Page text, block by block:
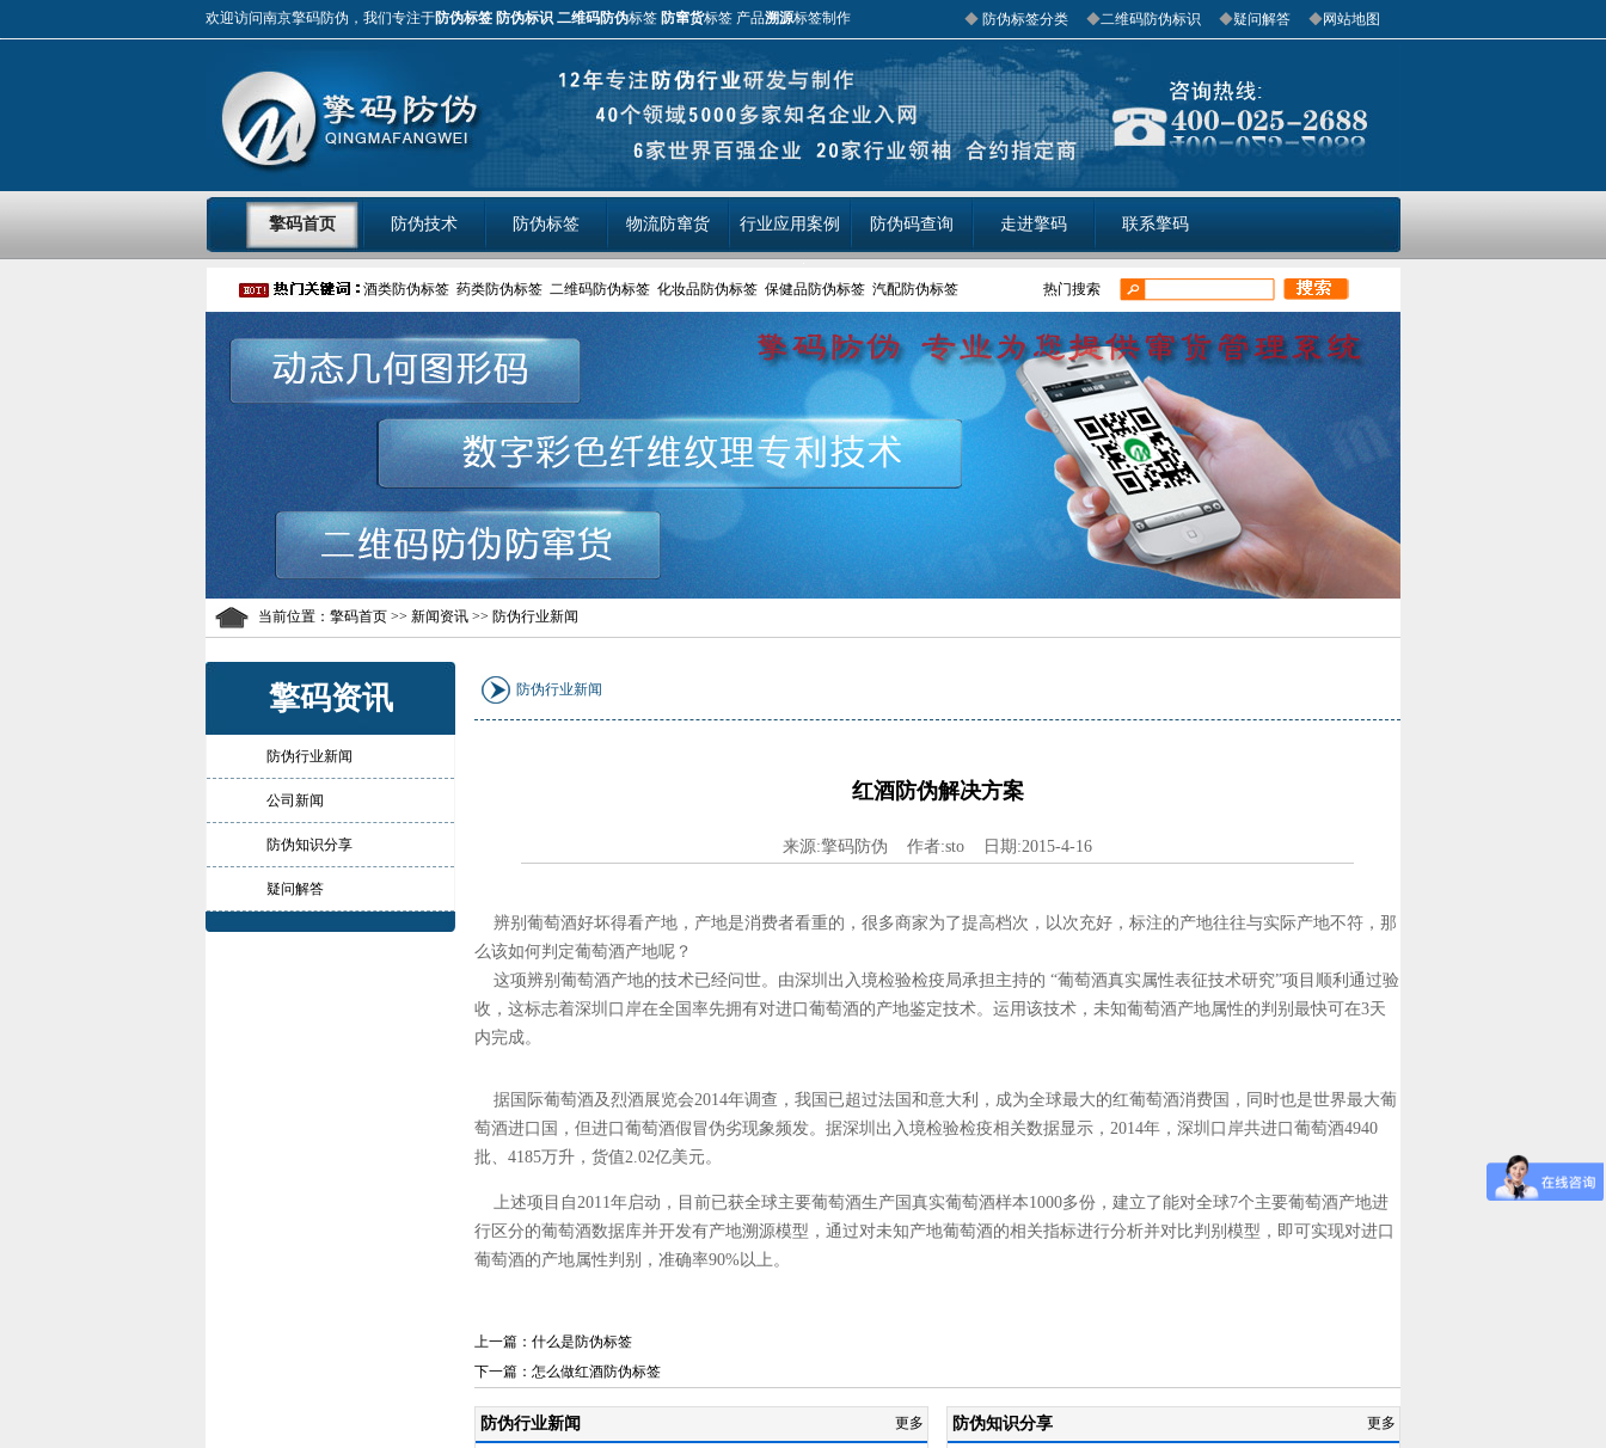
欢迎访问南京擎码防伪，我们专注于防伪标签 防伪标识 二维码防伪标签 防窜货标签 产品溯源标签制作 ◆ 防伪标签分类 ◆二维码防伪标识 ◆疑问解答 ◆网站地图
擎码首页 防伪技术 防伪标签 物流防窜货 行业应用案例 防伪码查询 走进擎码 联系擎码
酒类防伪标签 药类防伪标签 二维码防伪标签 化妆品防伪标签 保健品防伪标签 汽配防伪标签 热门搜索
当前位置： 擎码首页 >> 新闻资讯 >> 防伪行业新闻
擎码资讯
防伪行业新闻
公司新闻
防伪知识分享
疑问解答
防伪行业新闻
红酒防伪解决方案
来源:擎码防伪 作者:sto 日期:2015-4-16
辨别葡萄酒好坏得看产地，产地是消费者看重的，很多商家为了提高档次，以次充好，标注的产地往往与实际产地不符，那
么该如何判定葡萄酒产地呢？
这项辨别葡萄酒产地的技术已经问世。由深圳出入境检验检疫局承担主持的 “葡萄酒真实属性表征技术研究”项目顺利通过验
收，这标志着深圳口岸在全国率先拥有对进口葡萄酒的产地鉴定技术。运用该技术，未知葡萄酒产地属性的判别最快可在3天
内完成。
据国际葡萄酒及烈酒展览会2014年调查，我国已超过法国和意大利，成为全球最大的红葡萄酒消费国，同时也是世界最大葡
萄酒进口国，但进口葡萄酒假冒伪劣现象频发。据深圳出入境检验检疫相关数据显示，2014年，深圳口岸共进口葡萄酒4940
批、4185万升，货值2.02亿美元。
上述项目自2011年启动，目前已获全球主要葡萄酒生产国真实葡萄酒样本1000多份，建立了能对全球7个主要葡萄酒产地进
行区分的葡萄酒数据库并开发有产地溯源模型，通过对未知产地葡萄酒的相关指标进行分析并对比判别模型，即可实现对进口
葡萄酒的产地属性判别，准确率90%以上。
上一篇： 什么是防伪标签
下一篇： 怎么做红酒防伪标签
防伪行业新闻 更多 防伪知识分享 更多